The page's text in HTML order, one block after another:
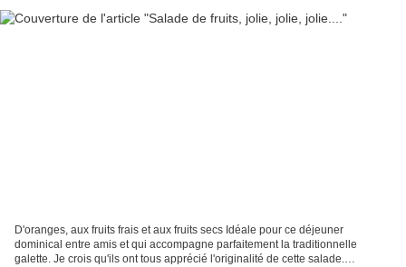
D'oranges, aux fruits frais et aux fruits secs Idéale pour ce déjeuner
dominical entre amis et qui accompagne parfaitement la traditionnelle
galette. Je crois qu'ils ont tous apprécié l'originalité de cette salade.